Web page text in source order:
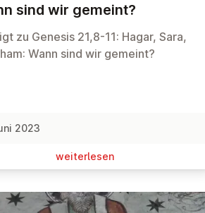
sind wir gemeint?
zu Genesis 21,8-11: Hagar, Sara,
Wann sind wir gemeint?
2023
wei­ter­le­sen